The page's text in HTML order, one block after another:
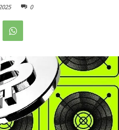
0